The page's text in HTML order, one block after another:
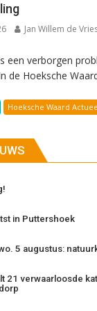
Jan Willem de
een verborgen
de Hoeksche
Hoeksche Waard
in Puttershoek
5 augustus:
21 verwaarloosde